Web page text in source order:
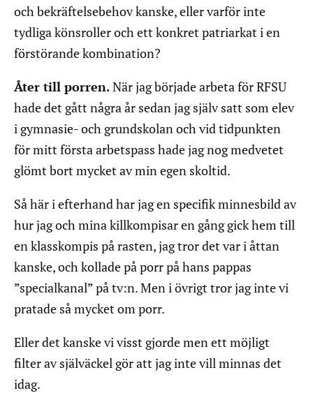
och bekräftelsebehov kanske, eller varför inte
tydliga könsroller och ett konkret patriarkat i en
förstörande kombination?
Åter till porren.När jag började arbeta för RFSU
hade det gått några år sedan jag själv satt som elev
i gymnasie- och grundskolan och vid tidpunkten
för mitt första arbetspass hade jag nog medvetet
glömt bort mycket av min egen skoltid.
Så här i efterhand har jag en specifik minnesbild av
hur jag och mina killkompisar en gång gick hem till
en klasskompis på rasten, jag tror det var i åttan
kanske, och kollade på porr på hans pappas
”specialkanal” på tv:n. Men i övrigt tror jag inte vi
pratade så mycket om porr.
Eller det kanske vi visst gjorde men ett möjligt
filter av själväckel gör att jag inte vill minnas det
idag.